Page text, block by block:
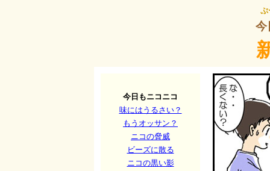
ぷ
今
今日もニコニコ
味にはうるさい？
もうオッサン？
ニコの脅威
ビーズに散る
ニコの黒い影